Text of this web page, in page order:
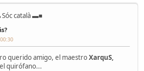
català ▬■
querido amigo, el maestroXarquS,
quirófano...